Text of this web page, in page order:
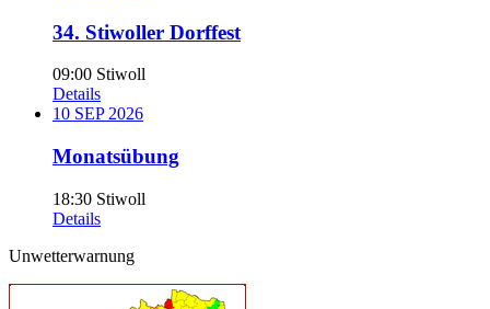
34. Stiwoller Dorffest
09:00 Stiwoll
Details
10 SEP 2026
Monatsübung
18:30 Stiwoll
Details
Unwetterwarnung